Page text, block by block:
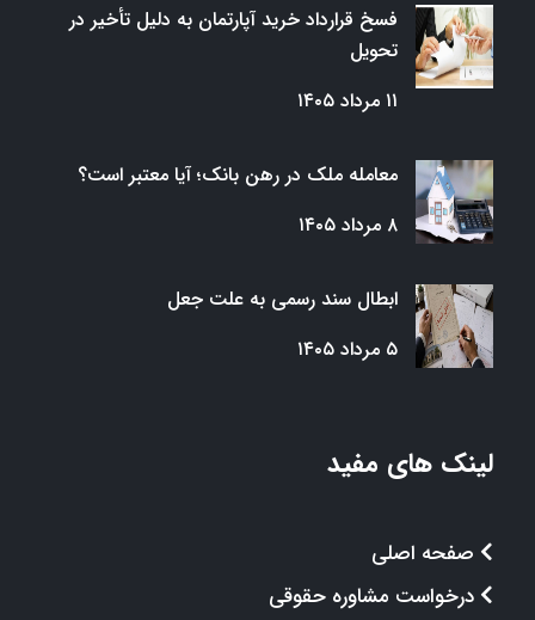
فسخ قرارداد خرید آپارتمان به دلیل تأخیر در
تحویل
۱۱ مرداد ۱۴۰۵
معامله ملک در رهن بانک؛ آیا معتبر است؟
۸ مرداد ۱۴۰۵
ابطال سند رسمی به علت جعل
۵ مرداد ۱۴۰۵
لینک های مفید
صفحه اصلی
درخواست مشاوره حقوقی